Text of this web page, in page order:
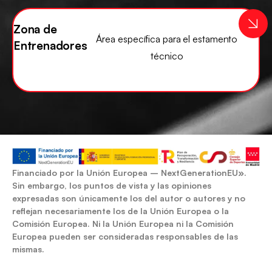
Zona de
Entrenadores
Área específica para el estamento
técnico
Financiado por la Unión Europea – NextGenerationEU».
Sin embargo, los puntos de vista y las opiniones
expresadas son únicamente los del autor o autores y no
reflejan necesariamente los de la Unión Europea o la
Comisión Europea. Ni la Unión Europea ni la Comisión
Europea pueden ser consideradas responsables de las
mismas.